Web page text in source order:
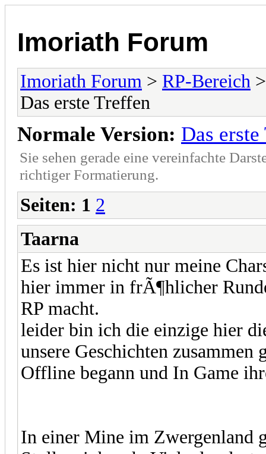
Imoriath Forum
Imoriath Forum > RP-Bereich
Das erste Treffen
Normale Version: Das
Sie sehen gerade eine vereinfachte
richtiger Formatierung.
Seiten: 1 2
Taarna
Es ist hier nicht nur meine
hier immer in frÃ¶hlicher
RP macht.
leider bin ich die einzige hier
unsere Geschichten zusammen
Offline begann und In Game
In einer Mine im Zwergenland